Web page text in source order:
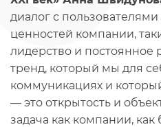
диалог с
ценностей компании,
лидерство и постоянное
тренд, который мы для
коммуникациях и
— это открытость и
задача как компании, как